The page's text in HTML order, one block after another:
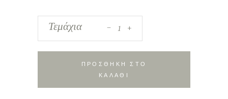
Σετ
δίσκο
Τεμάχια +
ΠΡΟΣΘΗΚΗ ΣΤΟ
ΚΑΛΑΘΙ